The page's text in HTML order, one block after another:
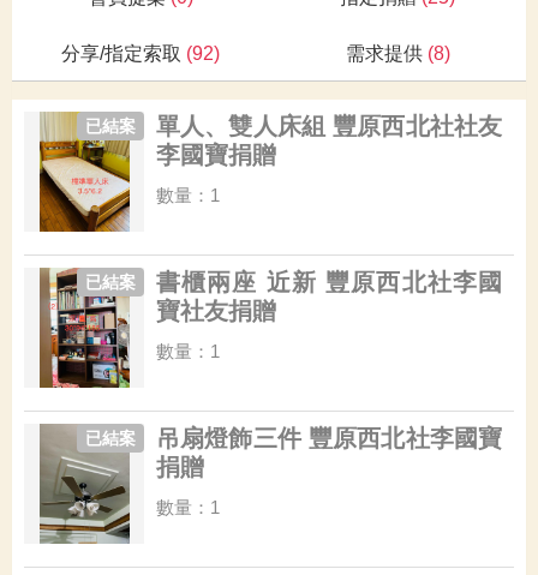
分享/指定索取 (92) 需求提供 (8)
單人、雙人床組 豐原西北社社友
李國寶捐贈
已結案
數量：1
書櫃兩座 近新 豐原西北社李國
寶社友捐贈
已結案
數量：1
吊扇燈飾三件 豐原西北社李國寶
捐贈
已結案
數量：1